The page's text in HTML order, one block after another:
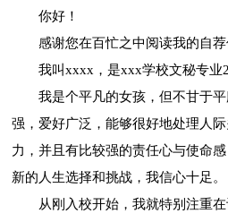
你好！
感谢您在百忙之中阅读我的自荐
我叫xxxx，是xxx学校文秘专业
我是个平凡的女孩，但不甘于
强，爱好广泛，能够很好地处理人
力，并且有比较强的责任心与使命
新的人生选择和挑战，我信心十足。
从刚入校开始，我就特别注重